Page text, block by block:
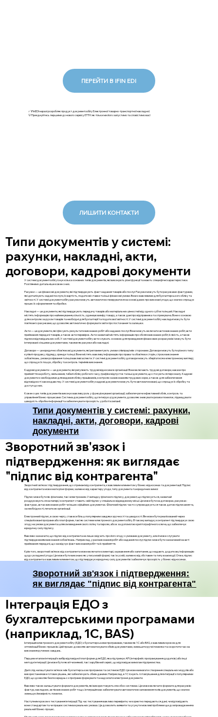
✅ iFinEDI наразі розробляє продукт документообігу Електронної товарно-транспортної накладної.
💡Приєднуйтесь першими до нового сервісу ЕТТН: як тільки ми його запустимо та сповістимо вас!
ПЕРЕЙТИ В IFIN EDI
ЛИШИТИ КОНТАКТИ
Типи документів у системі:
рахунки, накладні, акти,
договори, кадрові документи
У системі документообігу існує кілька основних типів документів, які виконують різні функції та мають специфічні характеристики.
Розглянемо детальніше кожен з них.
Рахунки — це фінансові документи, які підтверджують факт надання товарів або послуг. Рахунки можуть бути рахунками-фактурами,
які деталізують надані послуги, їх вартість, податкові ставки та інші фінансові умови. Вони є важливими для бухгалтерського обліку та
звітності. У системі документообігу рахунки можуть автоматично генеруватися на основі даних про виконані угоди, що значно спрощує
процес їх оформлення та обробки.
Накладні — це документи, які підтверджують передачу товарів або матеріальних цінностей від одного суб'єкта інший. Накладні
містять інформацію про найменування, кількість, одиницю виміру товару, а також дані про відправника та отримувача. Вони є основою
для контролю за рухом товарів та необхідні для бухгалтерії та податкової звітності. У системі документообігу накладні можуть бути
пов'язані з рахунками, що дозволяє автоматично формувати звіти про постачання та залишки.
Акти — це документи, які фіксують результати виконаних робіт або наданих послуг. Вони можуть включати акти виконаних робіт, акти
приймання-передачі товарів, а також акти перевірок. Акти зазвичай містять інформацію про обсяги виконаних робіт, їх якість, а також
підписи відповідальних осіб. У системі документообігу акти служать основою для проведення фінансових розрахунків і можуть бути
інтегровані з іншими документами, такими як рахунки або накладні.
Договори — це юридично обов'язкові документи, які регламентують умови співпраці між сторонами. Договори можуть бути різного типу:
купівлі-продажу, підряду, оренди та інші. Вони містять важливу інформацію про права та обов'язки сторін, строки виконання
зобов'язань, умови розірвання та інші важливі аспекти. У системі документообігу договори можуть зберігатися в електронному вигляді,
що спрощує їх пошук, обробку та контроль термінів виконання.
Кадрові документи — це документи, які регулюють трудові відносини в організації. Вони включають трудові договори, накази про
прийняття на роботу, звільнення, табелі обліку робочого часу, графіки відпусток та інші документи, що стосуються персоналу. Кадрові
документи є необхідними для ведення обліку працівників, контролю за виконанням трудових норм, а також для забезпечення
відповідності законодавству. У системі документообігу кадрові документи можуть бути автоматизовані, що спрощує їх обробку та
доступ до них.
Кожен з цих типів документів виконує важливу роль у функціонуванні організації, забезпечуючи ефективний облік, контроль та
управління бізнес-процесами. Система документообігу, що інтегрує ці документи, дозволяє знижувати ризики помилок, підвищувати
швидкість обробки інформації та забезпечувати прозорість у роботі компанії.
Типи документів у системі: рахунки,
накладні, акти, договори, кадрові
документи
Зворотний зв'язок і
підтвердження: як виглядає
"підпис від контрагента"
Зворотний зв'язок і підтвердження, що отримані від контрагента, є важливим елементом у бізнес-відносинах та документації. Підпис
від контрагента може мати різні форми, залежно від характеру угоди, типу документа та юридичних вимог.
Підпис може бути як фізичним, так і електронним. У випадку фізичного підпису, документ, що підписується, зазвичай
роздруковується на папері, і контрагент ставить свій підпис у спеціально відведеному місці. Це може бути на договорах, рахунках-
фактурах, актах виконаних робіт чи інших офіційних документах. Фізичний підпис часто супроводжується також датою підписання та,
за необхідності, печаткою організації.
Електронний підпис, в свою чергу, став все більш популярним завдяки зручності та швидкості. Він може бути реалізований через
спеціалізовані програми або платформи, такі як системи електронного документообігу. В такому випадку контрагент підтверджує свою
згоду на умови документа шляхом введення свого логіну та паролю, або ж за допомогою криптографічного ключа, що забезпечує
юридичну силу підпису.
Важливо зазначити, що підпис від контрагента не лише свідчить про його згоду з умовами документу, але й може слугувати
підтвердженням виконання зобов'язань. Наприклад, у разі виконання робіт або надання послуг, підпис може бути зазначений на акті
приймання-передачі, що засвідчує факт виконання робіт та їх прийняття.
Крім того, зворотний зв'язок від контрагента може включати коментарі, зауваження або запитання, що надають додаткову інформацію
щодо укладеної угоди. Це може бути виконано як у письмовій формі, так і в усній, залежно від обставин та типу взаємодії. Отже, підпис
від контрагента є важливим елементом, що підтверджує юридичну силу документів і забезпечує прозорість у бізнес-відносинах.
Зворотний зв'язок і підтвердження:
як виглядає "підпис від контрагента"
Інтеграція ЕДО з
бухгалтерськими програмами
(наприклад, 1С, BAS)
Інтеграція електронного документообігу (ЕДО) з бухгалтерськими програмами, такими як 1С або BAS, є важливим кроком для
оптимізації бізнес-процесів. Цей процес дозволяє автоматизувати обмін документами, зменшити ручні помилки та скоротити час на
виконання рутинних завдань.
Першим етапом інтеграції є вибір відповідної платформи для ЕДО, яка підтримує API (інтерфейс програмування додатків) або інші
методи інтеграції. Це може бути як вітчизняний, так і зарубіжний сервіс, що відповідає вимогам підприємства.
Далі слід налаштувати зв'язок між бухгалтерською програмою та системою ЕДО. Це може вимагати створення спеціальних модулів або
використання вже готових рішень, які забезпечують обмін даними. Наприклад, в 1С існують готові рішення для інтеграції з популярними
ЕДО, що дозволяє безпосередньо з програми формувати та надсилати електронні документи.
Важливо також налаштувати формати документів, які використовуються в обох системах. Це може включати формати для рахунків-
фактур, накладних, актів виконаних робіт тощо. Інтеграція має забезпечувати автоматичне заповнення полів документів, що значно
зменшує ймовірність помилок.
Наступним кроком є тестування інтеграції. Під час тестування важливо перевірити, чи коректно передаються дані, чи відповідають
вони стандартам та чи працює система в реальних умовах. Це дозволить виявити та усунути можливі проблеми ще до впровадження в
реальний бізнес-процес.